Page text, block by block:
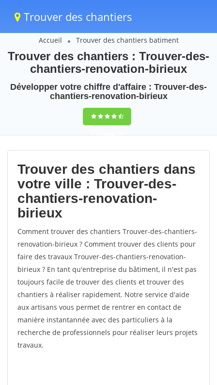
Trouver des chantiers
Accueil Trouver des chantiers batiment
Trouver des chantiers : Trouver-des-
chantiers-renovation-birieux
Développer votre chiffre d'affaire : Trouver-des-
chantiers-renovation-birieux
9,5(100%)73
votes
Trouver des chantiers dans
votre ville : Trouver-des-
chantiers-renovation-
birieux
Comment trouver des chantiers Trouver-des-chantiers-
renovation-birieux ? Comment trouver des clients pour
faire des travaux Trouver-des-chantiers-renovation-
birieux ? En tant qu'entreprise du bâtiment, il n'est pas
toujours facile de trouver des clients et trouver des
chantiers à réaliser rapidement. Notre service d'aide
aux artisans vous permet de rentrer en contact de
manière instantannée avec des particuliers à la
recherche de professionnels pour réaliser leurs projets
travaux.